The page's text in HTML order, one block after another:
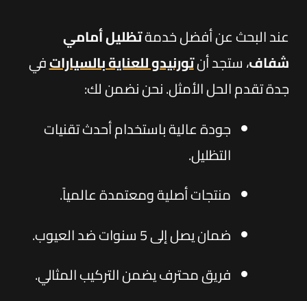
عند البحث عن أفضل خدمةتظليل أمامي
شفاف، ستجد أنتورنيدو للعناية بالسياراتفي
جدة تقدم الحل الأمثل. نحن نضمن لك:
جودة عالية باستخدام أحدث تقنيات
التظليل.
منتجات أصلية ومعتمدة عالمياً.
ضمان يصل إلى 5 سنوات ضد العيوب.
فريق محترف يضمن التركيب المثالي.